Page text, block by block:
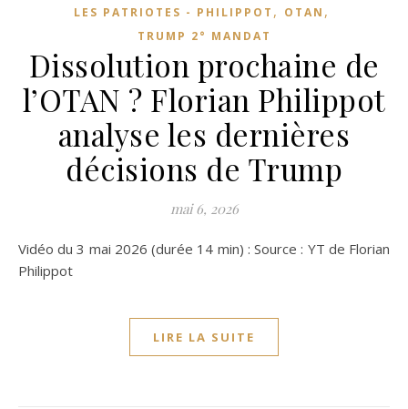
LES PATRIOTES - PHILIPPOT , OTAN ,
TRUMP 2° MANDAT
Dissolution prochaine de
l’OTAN ? Florian Philippot
analyse les dernières
décisions de Trump
mai 6, 2026
Vidéo du 3 mai 2026 (durée 14 min) : Source : YT de Florian
Philippot
LIRE LA SUITE